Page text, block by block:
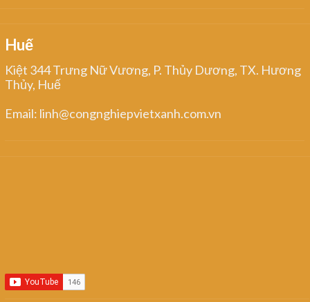
Huế
Kiệt 344 Trưng Nữ Vương, P. Thủy Dương, TX. Hương
Thủy, Huế
Email: linh@congnghiepvietxanh.com.vn